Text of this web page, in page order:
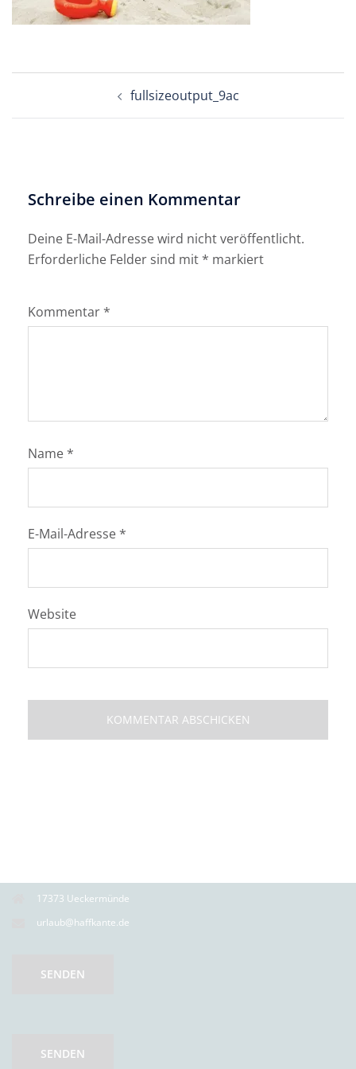
Beitragsnavigationfullsizeoutput_9ac
Schreibe einen Kommentar
Deine E-Mail-Adresse wird nicht veröffentlicht.
Erforderliche Felder sind mit * markiert
Kommentar *
Name *
E-Mail-Adresse *
Website
17373 Ueckermünde
urlaub@haffkante.de
SENDEN
SENDEN